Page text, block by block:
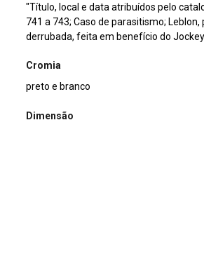
"Título, local e data atribuídos pelo
741 a 743; Caso de parasitismo; Leblon,
derrubada, feita em benefício do
Cromia
preto e branco
Dimensão